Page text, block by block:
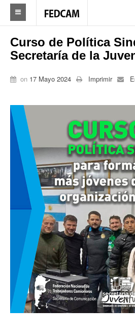
Home
Federacion
Federación
Nuestros Sindicatos
Delegaciones en el país
Actualidad Sindicatos
Camioneros solidarios
Publicaciones
Revista Los Camioneros
Anuario 20 años
Biblioteca Sindical
Galería de videos
Campañas de prevención
Curso de Política
Secretaría de la
on 17 Mayo 2024 Imprimir